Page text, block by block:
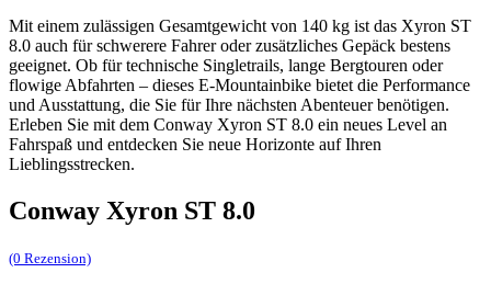
Mit einem zulässigen Gesamtgewicht von 140 kg ist das Xyron ST
8.0 auch für schwerere Fahrer oder zusätzliches Gepäck bestens
geeignet. Ob für technische Singletrails, lange Bergtouren oder
flowige Abfahrten – dieses E-Mountainbike bietet die Performance
und Ausstattung, die Sie für Ihre nächsten Abenteuer benötigen.
Erleben Sie mit dem Conway Xyron ST 8.0 ein neues Level an
Fahrspaß und entdecken Sie neue Horizonte auf Ihren
Lieblingsstrecken.
Conway Xyron ST 8.0
(0 Rezension)